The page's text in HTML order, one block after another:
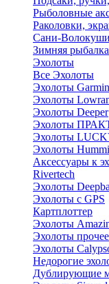
Рыболовные
Раколовки,
Сани-Волокуши
Зимняя рыбалка
Эхолоты
Все Эхолоты
Эхолоты Garmin
Эхолоты
Эхолоты Deeper
Эхолоты
Эхолоты
Эхолоты
Аксессуары к
Rivertech
Эхолоты
Эхолоты с GPS
Картплоттер
Эхолоты
Эхолоты прочее
Эхолоты
Недорогие
Дублирующие